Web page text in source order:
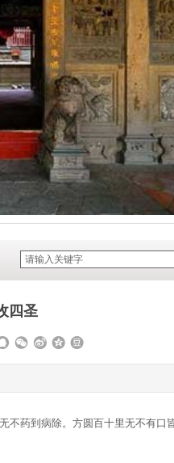
四圣
不药到病除。方圆百十里无不有口